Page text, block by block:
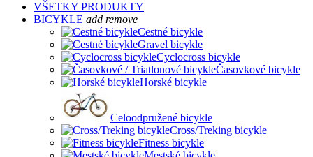
VŠETKY PRODUKTY
BICYKLE add remove
Cestné bicykle
Gravel bicykle
Cyclocross bicykle
Časovkové bicykle
Horské bicykle
Celoodpružené bicykle
Cross/Treking bicykle
Fitness bicykle